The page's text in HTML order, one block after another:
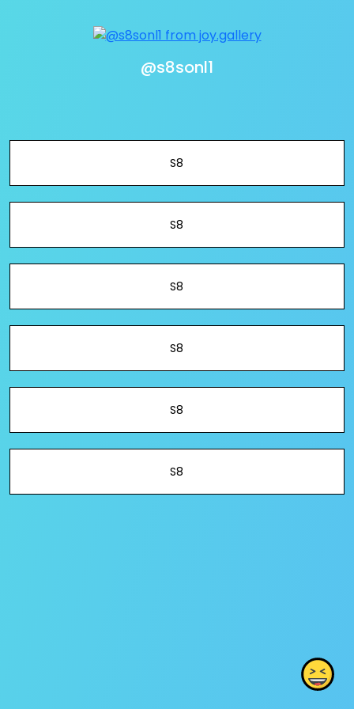
@s8sonl1
S8
S8
S8
S8
S8
S8